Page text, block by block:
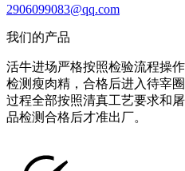
2906099083@qq.com
我们的产品
活牛进场严格按照检验流程操
检测瘦肉精，合格后进入待宰
过程全部按照清真工艺要求和
品检测合格后才准出厂。